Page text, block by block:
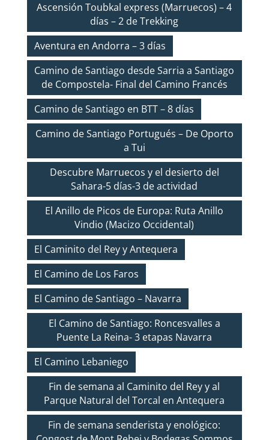
Ascensión Toubkal express (Marruecos) – 4
días – 2 de Trekking
Aventura en Andorra – 3 días
Camino de Santiago desde Sarria a Santiago
de Compostela- Final del Camino Francés
Camino de Santiago en BTT – 8 días
Camino de Santiago Portugués – De Oporto
a Tui
Descubre Marruecos y el desierto del
Sahara-5 días-3 de actividad
El Anillo de Picos de Europa: Ruta Anillo
Vindio (Macizo Occidental)
El Caminito del Rey y Antequera
El Camino de Los Faros
El Camino de Santiago – Navarra
El Camino de Santiago: Roncesvalles a
Puente La Reina- 3 etapas Navarra
El Camino Lebaniego
Fin de semana al Caminito del Rey y al
Parque Natural del Torcal en Antequera
Fin de semana senderista y enológico: